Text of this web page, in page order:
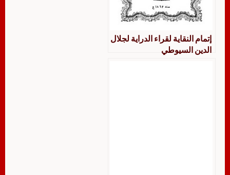
إتمام النقاية لقراء الدراية لجلال
الدين السيوطي